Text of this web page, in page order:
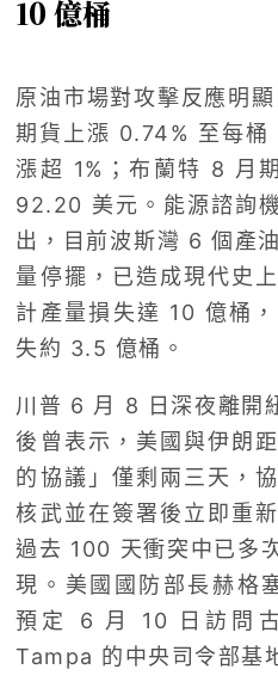
10 億桶
原油市場對攻擊反應明
期貨上漲 0.74% 至每
漲超 1%；布蘭特 8 月
92.20 美元。能源諮詢
出，目前波斯灣 6 個產
量停擺，已造成現代史
計產量損失達 10 億桶
失約 3.5 億桶。
川普 6 月 8 日深夜離開
後曾表示，美國與伊朗
的協議」僅剩兩三天，
核武並在簽署後立即重
過去 100 天衝突中已多
現。美國國防部長赫格
預定 6 月 10 日訪問
Tampa 的中央司令部基